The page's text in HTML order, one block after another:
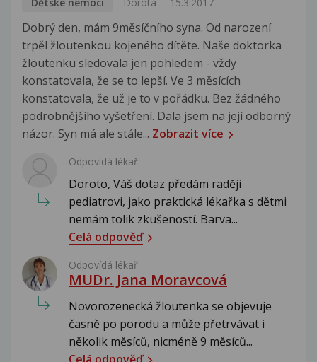
Dobrý den, mám 9měsíčního syna. Od narození
trpěl žloutenkou kojeného dítěte. Naše doktorka
žloutenku sledovala jen pohledem - vždy
konstatovala, že se to lepší. Ve 3 měsících
konstatovala, že už je to v pořádku. Bez žádného
podrobnějšího vyšetření. Dala jsem na její odborný
názor. Syn má ale stále... Zobrazit více
Odpovídá lékař:
Doroto, Váš dotaz předám raději
pediatrovi, jako praktická lékařka s dětmi
nemám tolik zkušeností. Barva...
Celá odpověď
Odpovídá lékař:
MUDr. Jana Moravcová
Novorozenecká žloutenka se objevuje
časně po porodu a může přetrvávat i
několik měsíců, nicméně 9 měsíců...